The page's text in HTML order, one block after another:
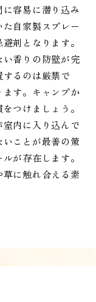
容易に潜り込み
自家製スプレー
剤となります。
香りの防壁が完
るのは厳禁で
す。キャンプか
つけましょう。
内に入り込んで
ことが最善の策
が存在します。
に触れ合える素